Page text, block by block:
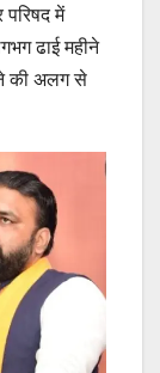
में
ढाई महीने
की अलग से